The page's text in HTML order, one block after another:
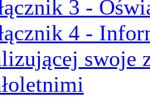
3 -
4 -
swoje